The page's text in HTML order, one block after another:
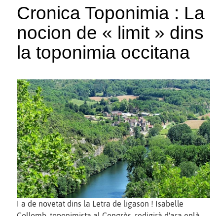
Cronica Toponimia : La
nocion de « limit » dins
la toponimia occitana
I a de novetat dins la Letra de ligason ! Isabelle